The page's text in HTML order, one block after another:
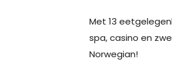
Met 13
spa, casino en
Norwegian!